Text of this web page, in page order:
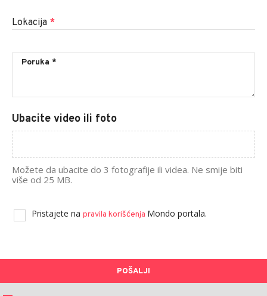
Lokacija *
Ubacite video ili foto
Možete da ubacite do 3 fotografije ili videa. Ne smije biti
više od 25 MB.
Pristajete na pravila korišćenja Mondo portala.
POŠALJI